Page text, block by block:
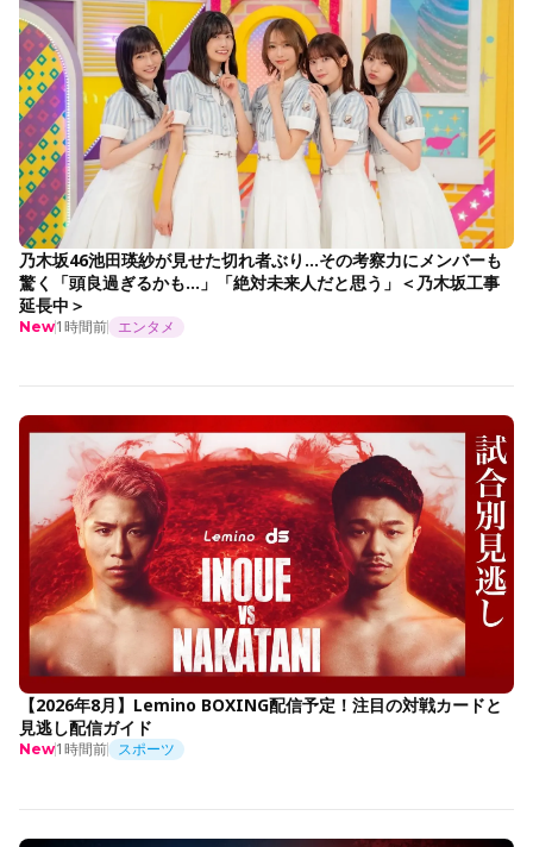
乃木坂46池田瑛紗が見せた切れ者ぶり…その考察力にメンバーも
驚く「頭良過ぎるかも…」「絶対未来人だと思う」＜乃木坂工事
延長中＞
New1時間前 エンタメ
【2026年8月】Lemino BOXING配信予定！注目の対戦カードと
見逃し配信ガイド
New1時間前 スポーツ